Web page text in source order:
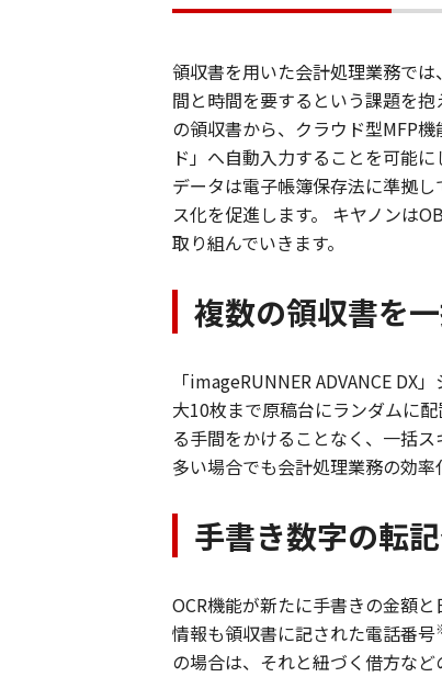
領収書を用いた会計処理業務で
間と時間を要するという課題を抱
の領収書から、クラウド型MFP
ド」へ自動入力することを可能
データは電子帳簿保存法に準拠
ス化を促進します。 キヤノンは
取り組んでいきます。
複数の領収書を
「imageRUNNER ADVANCE
大10枚まで原稿台にランダムに
る手間をかけることなく、一括
多い場合でも会計処理業務の効率
手書き数字の転
OCR機能が新たに手書きの金額
情報も領収書に記された電話番号
の場合は、それと紐づく借方な